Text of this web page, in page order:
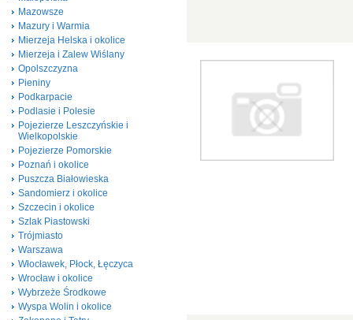
Mazowsze
Mazury i Warmia
Mierzeja Helska i okolice
Mierzeja i Zalew Wiślany
Opolszczyzna
Pieniny
Podkarpacie
Podlasie i Polesie
Pojezierze Leszczyńskie i
Wielkopolskie
Pojezierze Pomorskie
Poznań i okolice
Puszcza Białowieska
Sandomierz i okolice
Szczecin i okolice
Szlak Piastowski
Trójmiasto
Warszawa
Włocławek, Płock, Łęczyca
Wrocław i okolice
Wybrzeże Środkowe
Wyspa Wolin i okolice